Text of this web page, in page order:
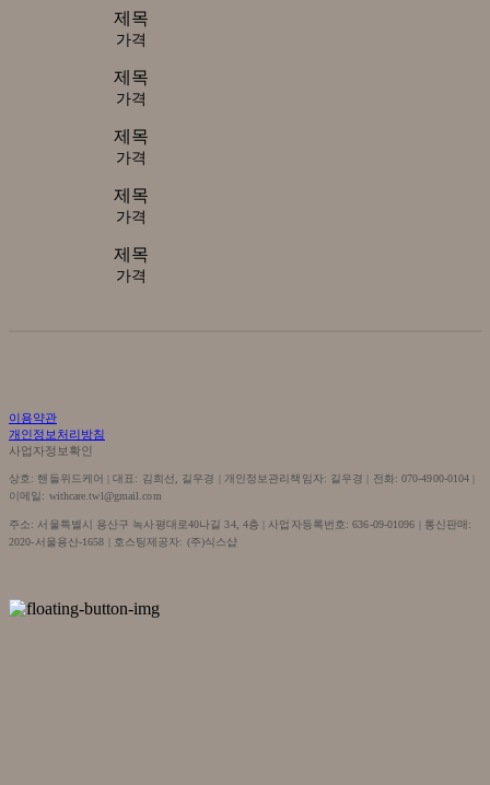
제목
가격
제목
가격
제목
가격
제목
가격
제목
가격
이용약관
개인정보처리방침
사업자정보확인
상호: 핸들위드케어 | 대표: 김희선, 길우경 | 개인정보관리책임자: 길우경 | 전화: 070-4900-0104 |
이메일: withcare.twl@gmail.com
주소: 서울특별시 용산구 녹사평대로40나길 34, 4층 | 사업자등록번호:636-09-01096 | 통신판매:
2020-서울용산-1658 | 호스팅제공자: (주)식스샵